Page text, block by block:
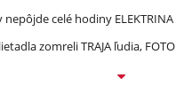
celé hodiny ELEKTRINA
zomreli TRAJA ľudia, FOTO